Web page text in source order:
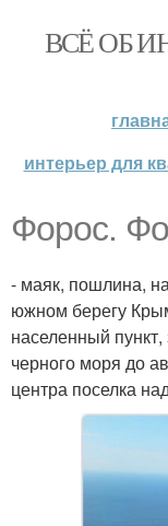
ВСЁ ОБ
интерьер для
Форос.
- маяк, пошлина,
южном берегу
населенный
черного моря до
центра поселка